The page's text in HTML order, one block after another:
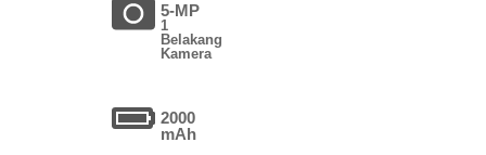
5-MP
1
Belakang
Kamera
2000
mAh